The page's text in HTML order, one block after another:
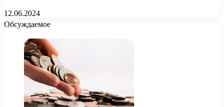
12.06.2024
Обсуждаемое